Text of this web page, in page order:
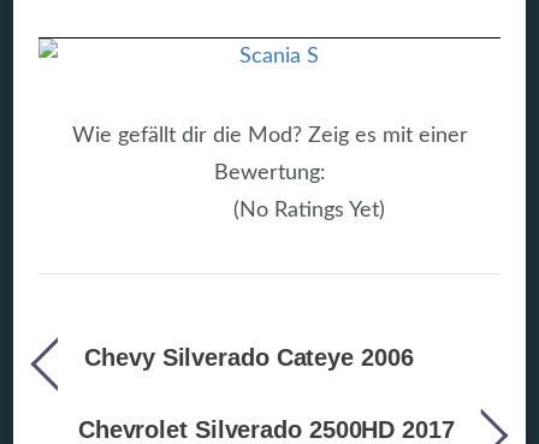
Wie gefällt dir die Mod? Zeig es mit einer
Bewertung:
(No Ratings Yet)
Chevy Silverado Cateye 2006
Chevrolet Silverado 2500HD 2017